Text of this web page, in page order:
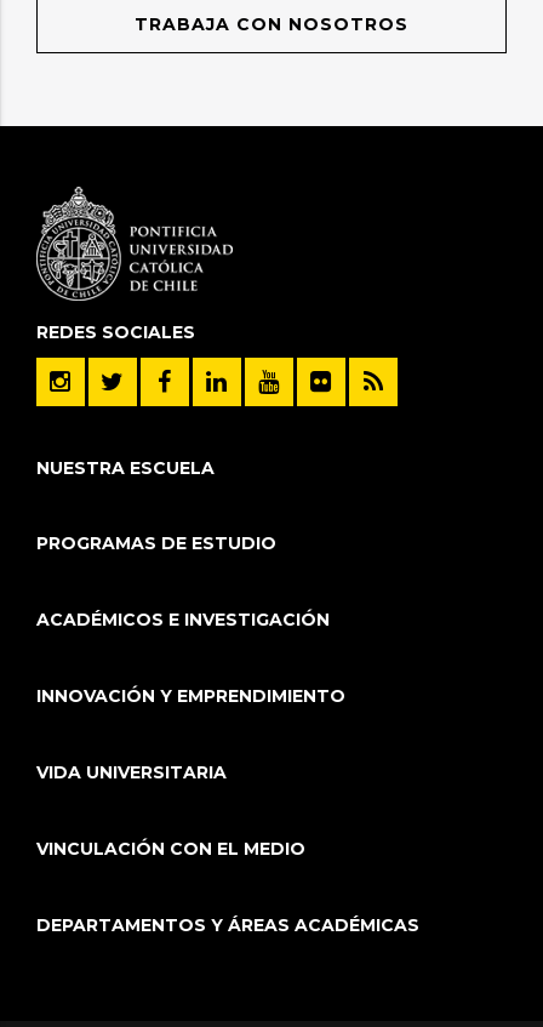
TRABAJA CON NOSOTROS
REDES SOCIALES
NUESTRA ESCUELA
PROGRAMAS DE ESTUDIO
ACADÉMICOS E INVESTIGACIÓN
INNOVACIÓN Y EMPRENDIMIENTO
VIDA UNIVERSITARIA
VINCULACIÓN CON EL MEDIO
DEPARTAMENTOS Y ÁREAS ACADÉMICAS